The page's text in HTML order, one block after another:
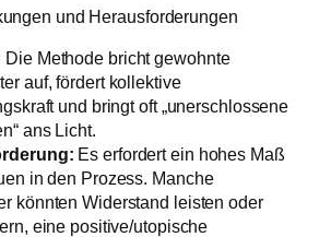
und Herausforderungen
Die Methode bricht gewohnte
auf, fördert kollektive
und bringt oft „unerschlossene
ans Licht.
Es erfordert ein hohes Maß
in den Prozess. Manche
könnten Widerstand leisten oder
eine positive/utopische